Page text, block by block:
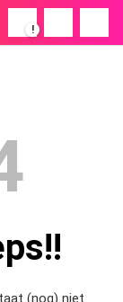
!
(nog) niet.